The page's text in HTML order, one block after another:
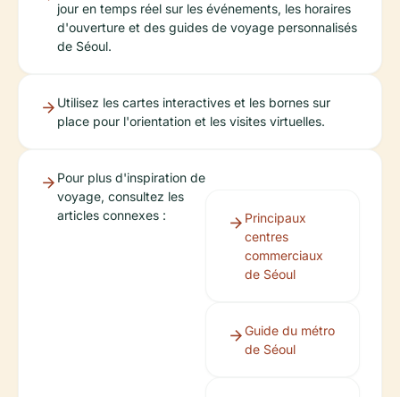
jour en temps réel sur les événements, les horaires
d'ouverture et des guides de voyage personnalisés
de Séoul.
Utilisez les cartes interactives et les bornes sur
place pour l'orientation et les visites virtuelles.
Pour plus d'inspiration de
voyage, consultez les
articles connexes :
Principaux
centres
commerciaux
de Séoul
Guide du métro
de Séoul